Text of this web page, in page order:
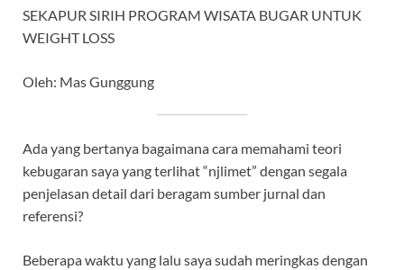
SEKAPUR SIRIH PROGRAM WISATA BUGAR UNTUK
WEIGHT LOSS
Oleh: Mas Gunggung
Ada yang bertanya bagaimana cara memahami teori
kebugaran saya yang terlihat “njlimet” dengan segala
penjelasan detail dari beragam sumber jurnal dan
referensi?
Beberapa waktu yang lalu saya sudah meringkas dengan